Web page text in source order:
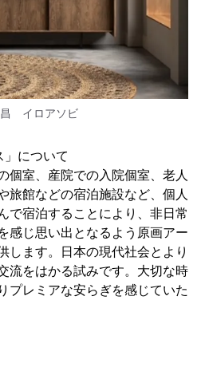
イロアソビ
」について
個室、産院での入院個室、老人
旅館などの宿泊施設など、個人
で宿泊することにより、非日常
感じ思い出となるよう原画アー
します。日本の現代社会とより
流をはかる試みです。大切な時
プレミアな安らぎを感じていた